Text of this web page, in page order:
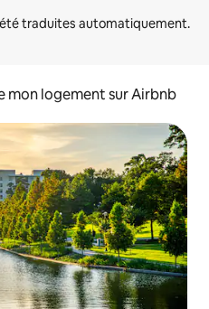
mon logement sur Airbnb